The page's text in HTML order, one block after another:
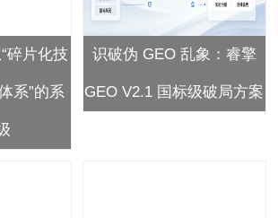
碎片化技
系”的系
识破伪 GEO 乱象：睿擎
GEO V2.1 国标级破局方案